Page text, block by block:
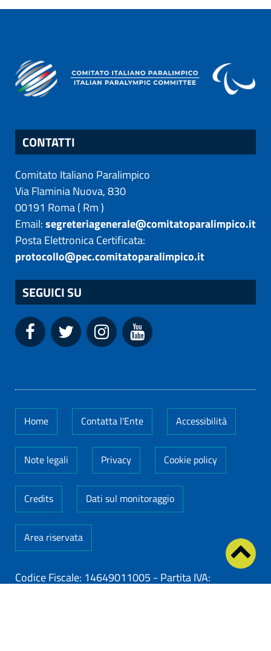
CONTATTI
Comitato Italiano Paralimpico
Via Flaminia Nuova, 830
00191 Roma( Rm)
Email:segreteriagenerale@comitatoparalimpico.it
Posta Elettronica Certificata:
protocollo@pec.comitatoparalimpico.it
SEGUICI SU
Home Contatta l'Ente Accessibilità
Note legali Privacy Cookie policy
Credits Dati sul monitoraggio
Area riservata
Codice Fiscale: 14649011005 - Partita IVA: